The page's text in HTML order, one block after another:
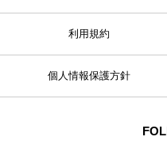
利用規約
個人情報保護方針